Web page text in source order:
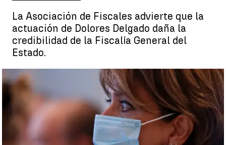
La Asociación de Fiscales advierte que la
actuación de Dolores Delgado daña la
credibilidad de la Fiscalía General del
Estado.